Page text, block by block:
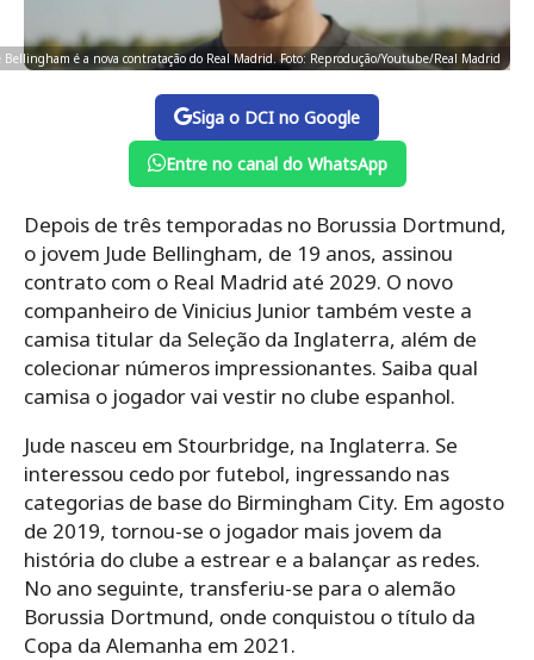
Bellingham é a nova contratação do Real Madrid. Foto: Reprodução/Youtube/Real Madrid
Siga o DCI no Google
Entre no canal do WhatsApp
Depois de três temporadas no Borussia Dortmund,
o jovem Jude Bellingham, de 19 anos, assinou
contrato com o Real Madrid até 2029. O novo
companheiro de Vinicius Junior também veste a
camisa titular da Seleção da Inglaterra, além de
colecionar números impressionantes. Saiba qual
camisa o jogador vai vestir no clube espanhol.
Jude nasceu em Stourbridge, na Inglaterra. Se
interessou cedo por futebol, ingressando nas
categorias de base do Birmingham City. Em agosto
de 2019, tornou-se o jogador mais jovem da
história do clube a estrear e a balançar as redes.
No ano seguinte, transferiu-se para o alemão
Borussia Dortmund, onde conquistou o título da
Copa da Alemanha em 2021.